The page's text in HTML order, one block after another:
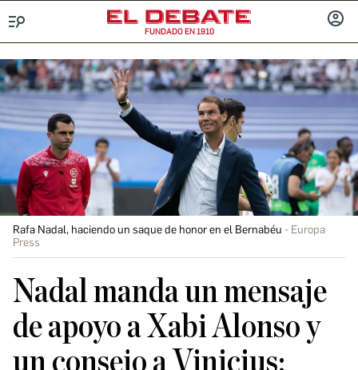
FUNDADO EN 1910
Rafa Nadal, haciendo un saque de honor en el Bernabéu
Europa
Press
Nadal manda un mensaje
de apoyo a Xabi Alonso y
un consejo a Vinicius: